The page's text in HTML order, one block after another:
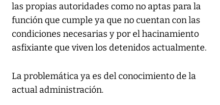
las propias autoridades como no aptas para la
función que cumple ya que no cuentan con las
condiciones necesarias y por el hacinamiento
asfixiante que viven los detenidos actualmente.
La problemática ya es del conocimiento de la
actual administración.